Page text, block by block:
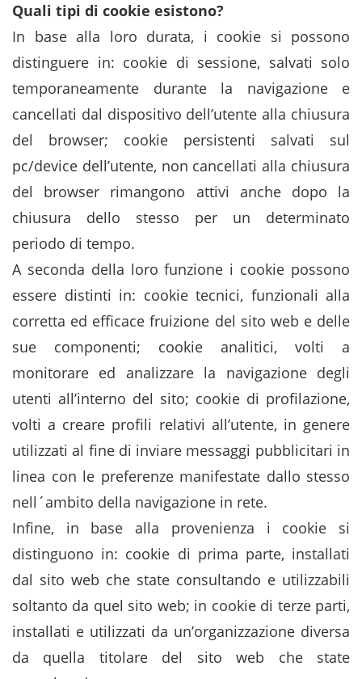
Quali tipi di cookie esistono?
In base alla loro durata, i cookie si possono
distinguere in: cookie di sessione, salvati solo
temporaneamente durante la navigazione e
cancellati dal dispositivo dell’utente alla chiusura
del browser; cookie persistenti salvati sul
pc/device dell’utente, non cancellati alla chiusura
del browser rimangono attivi anche dopo la
chiusura dello stesso per un determinato
periodo di tempo.
A seconda della loro funzione i cookie possono
essere distinti in: cookie tecnici, funzionali alla
corretta ed efficace fruizione del sito web e delle
sue componenti; cookie analitici, volti a
monitorare ed analizzare la navigazione degli
utenti all’interno del sito; cookie di profilazione,
volti a creare profili relativi all’utente, in genere
utilizzati al fine di inviare messaggi pubblicitari in
linea con le preferenze manifestate dallo stesso
nell´ambito della navigazione in rete.
Infine, in base alla provenienza i cookie si
distinguono in: cookie di prima parte, installati
dal sito web che state consultando e utilizzabili
soltanto da quel sito web; in cookie di terze parti,
installati e utilizzati da un’organizzazione diversa
da quella titolare del sito web che state